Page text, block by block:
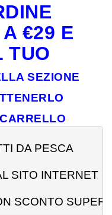
€29 E
TUO
SEZIONE
DA PESCA
SITO INTERNET
SCONTO